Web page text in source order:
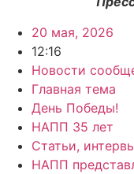
20 мая, 2026
12:16
Новости
Главная тема
День Победы!
НАПП 35 лет
Статьи,
НАПП